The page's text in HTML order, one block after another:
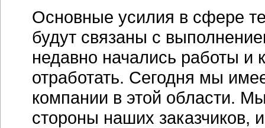
Основные усилия в сфере
будут связаны с
недавно начались работы и
отработать. Сегодня мы
компании в этой области.
стороны наших заказчиков,